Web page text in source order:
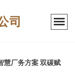
司
慧厂务方案 双碳赋